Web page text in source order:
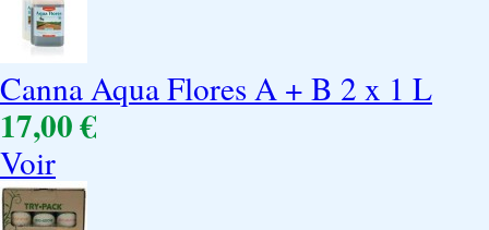
Canna Aqua Flores A + B 2 x 1 L
17,00 €
Voir